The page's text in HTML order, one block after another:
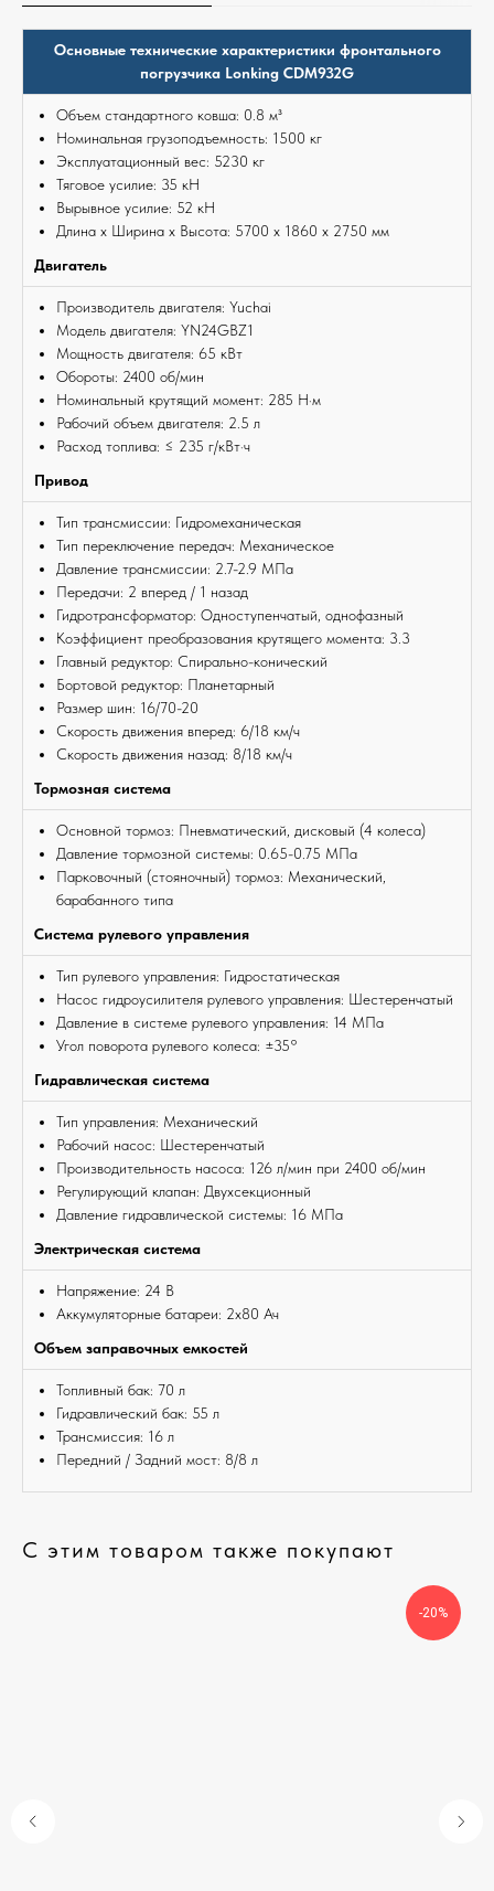
Основные технические характеристики фронтального
погрузчика Lonking CDM932G
Объем стандартного ковша: 0.8 м³
Номинальная грузоподъемность: 1500 кг
Эксплуатационный вес: 5230 кг
Тяговое усилие: 35 кН
Вырывное усилие: 52 кН
Длина х Ширина х Высота: 5700 x 1860 x 2750 мм
Двигатель
Производитель двигателя: Yuchai
Модель двигателя: YN24GBZ1
Мощность двигателя: 65 кВт
Обороты: 2400 об/мин
Номинальный крутящий момент: 285 Н·м
Рабочий объем двигателя: 2.5 л
Расход топлива: ≤ 235 г/кВт·ч
Привод
Тип трансмиссии: Гидромеханическая
Тип переключение передач: Механическое
Давление трансмиссии: 2.7-2.9 МПа
Передачи: 2 вперед / 1 назад
Гидротрансформатор: Одноступенчатый, однофазный
Коэффициент преобразования крутящего момента: 3.3
Главный редуктор: Спирально-конический
Бортовой редуктор: Планетарный
Размер шин: 16/70-20
Скорость движения вперед: 6/18 км/ч
Скорость движения назад: 8/18 км/ч
Тормозная система
Основной тормоз: Пневматический, дисковый (4 колеса)
Давление тормозной системы: 0.65-0.75 МПа
Парковочный (стояночный) тормоз: Механический,
барабанного типа
Система рулевого управления
Тип рулевого управления: Гидростатическая
Насос гидроусилителя рулевого управления: Шестеренчатый
Давление в системе рулевого управления: 14 МПа
Угол поворота рулевого колеса: ±35°
Гидравлическая система
Тип управления: Механический
Рабочий насос: Шестеренчатый
Производительность насоса: 126 л/мин при 2400 об/мин
Регулирующий клапан: Двухсекционный
Давление гидравлической системы: 16 МПа
Электрическая система
Напряжение: 24 В
Аккумуляторные батареи: 2x80 Ач
Объем заправочных емкостей
Топливный бак: 70 л
Гидравлический бак: 55 л
Трансмиссия: 16 л
Передний / Задний мост: 8/8 л
С этим товаром также покупают
-20%